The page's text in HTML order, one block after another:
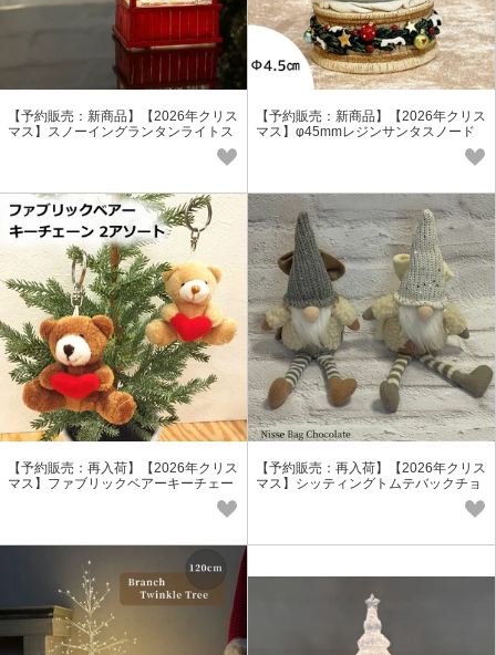
【予約販売：新商品】【2026年クリス
マス】スノーイングランタンライトス
【予約販売：新商品】【2026年クリス
マス】φ45mmレジンサンタスノード
【予約販売：再入荷】【2026年クリス
マス】ファブリックベアーキーチェー
【予約販売：再入荷】【2026年クリス
マス】シッティングトムテバックチョ